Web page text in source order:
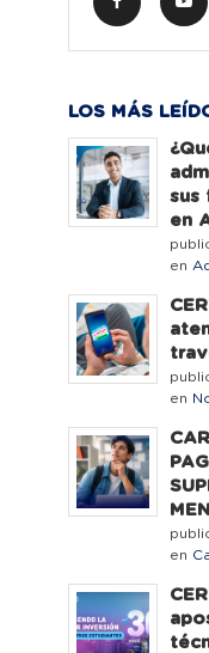
LOS MÁS
sus
en
en
en
en